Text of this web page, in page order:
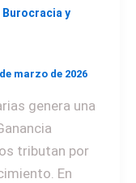
Burocracia y
marzo de 2026
genera una
tributan por
En